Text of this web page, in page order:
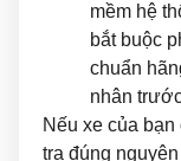
mềm hệ
bắt buộc
chuẩn
nhân
Nếu xe của
tra đúng